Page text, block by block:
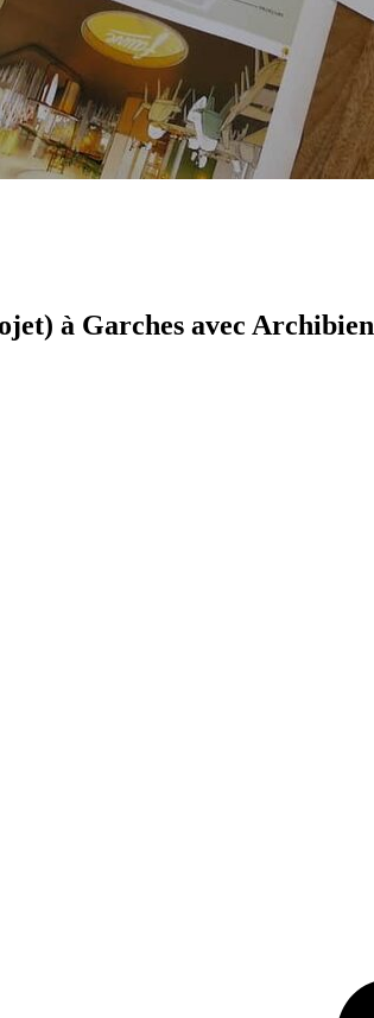
à Garches avec Archibien